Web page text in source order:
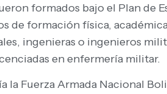
formados bajo el Plan de
de formación física,
ingenieras o ingenieros
en enfermería militar.
la Fuerza Armada Nacional